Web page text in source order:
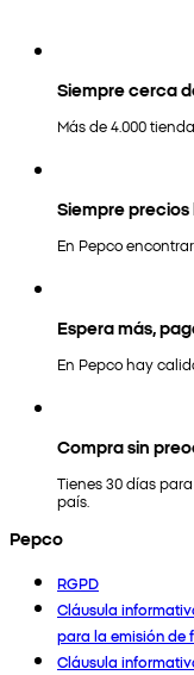
Siempre cerca
Más de 4.000
Siempre precios
En Pepco
Espera más,
En Pepco hay
Compra sin
Tienes 30 días
país.
Pepco
RGPD
Cláusula
para la emisión de
Cláusula